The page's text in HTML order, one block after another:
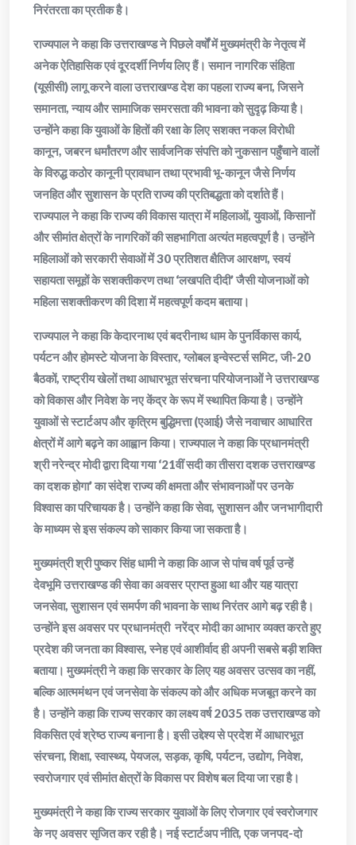
निरंतरता का प्रतीक है।
राज्यपाल ने कहा कि उत्तराखण्ड ने पिछले वर्षों में मुख्यमंत्री के नेतृत्व में
अनेक ऐतिहासिक एवं दूरदर्शी निर्णय लिए हैं। समान नागरिक संहिता
(यूसीसी) लागू करने वाला उत्तराखण्ड देश का पहला राज्य बना, जिसने
समानता, न्याय और सामाजिक समरसता की भावना को सुदृढ़ किया है।
उन्होंने कहा कि युवाओं के हितों की रक्षा के लिए सशक्त नकल विरोधी
कानून, जबरन धर्मांतरण और सार्वजनिक संपत्ति को नुकसान पहुँचाने वालों
के विरुद्ध कठोर कानूनी प्रावधान तथा प्रभावी भू-कानून जैसे निर्णय
जनहित और सुशासन के प्रति राज्य की प्रतिबद्धता को दर्शाते हैं।
राज्यपाल ने कहा कि राज्य की विकास यात्रा में महिलाओं, युवाओं, किसानों
और सीमांत क्षेत्रों के नागरिकों की सहभागिता अत्यंत महत्वपूर्ण है। उन्होंने
महिलाओं को सरकारी सेवाओं में 30 प्रतिशत क्षैतिज आरक्षण, स्वयं
सहायता समूहों के सशक्तीकरण तथा ‘लखपति दीदी’ जैसी योजनाओं को
महिला सशक्तीकरण की दिशा में महत्वपूर्ण कदम बताया।
राज्यपाल ने कहा कि केदारनाथ एवं बदरीनाथ धाम के पुनर्विकास कार्य,
पर्यटन और होमस्टे योजना के विस्तार, ग्लोबल इन्वेस्टर्स समिट, जी-20
बैठकों, राष्ट्रीय खेलों तथा आधारभूत संरचना परियोजनाओं ने उत्तराखण्ड
को विकास और निवेश के नए केंद्र के रूप में स्थापित किया है। उन्होंने
युवाओं से स्टार्टअप और कृत्रिम बुद्धिमत्ता (एआई) जैसे नवाचार आधारित
क्षेत्रों में आगे बढ़ने का आह्वान किया। राज्यपाल ने कहा कि प्रधानमंत्री
श्री नरेन्द्र मोदी द्वारा दिया गया ‘21वीं सदी का तीसरा दशक उत्तराखण्ड
का दशक होगा’ का संदेश राज्य की क्षमता और संभावनाओं पर उनके
विश्वास का परिचायक है। उन्होंने कहा कि सेवा, सुशासन और जनभागीदारी
के माध्यम से इस संकल्प को साकार किया जा सकता है।
मुख्यमंत्री श्री पुष्कर सिंह धामी ने कहा कि आज से पांच वर्ष पूर्व उन्हें
देवभूमि उत्तराखण्ड की सेवा का अवसर प्राप्त हुआ था और यह यात्रा
जनसेवा, सुशासन एवं समर्पण की भावना के साथ निरंतर आगे बढ़ रही है।
उन्होंने इस अवसर पर प्रधानमंत्री नरेंद्र मोदी का आभार व्यक्त करते हुए
प्रदेश की जनता का विश्वास, स्नेह एवं आशीर्वाद ही अपनी सबसे बड़ी शक्ति
बताया। मुख्यमंत्री ने कहा कि सरकार के लिए यह अवसर उत्सव का नहीं,
बल्कि आत्ममंथन एवं जनसेवा के संकल्प को और अधिक मजबूत करने का
है। उन्होंने कहा कि राज्य सरकार का लक्ष्य वर्ष 2035 तक उत्तराखण्ड को
विकसित एवं श्रेष्ठ राज्य बनाना है। इसी उद्देश्य से प्रदेश में आधारभूत
संरचना, शिक्षा, स्वास्थ्य, पेयजल, सड़क, कृषि, पर्यटन, उद्योग, निवेश,
स्वरोजगार एवं सीमांत क्षेत्रों के विकास पर विशेष बल दिया जा रहा है।
मुख्यमंत्री ने कहा कि राज्य सरकार युवाओं के लिए रोजगार एवं स्वरोजगार
के नए अवसर सृजित कर रही है। नई स्टार्टअप नीति, एक जनपद-दो